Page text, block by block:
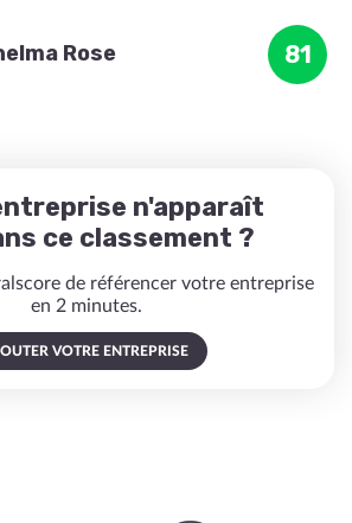
Rose 81
n'apparaît
ce classement ?
de référencer votre entreprise
en 2 minutes.
VOTRE ENTREPRISE